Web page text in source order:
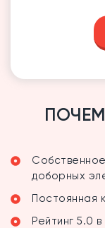
Собственное
доборных
Постоянная
Рейтинг 5.0